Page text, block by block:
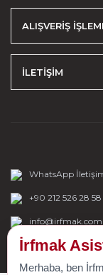
ALIŞVERİŞ
İLETİŞİM
WhatsApp
+90 212 526 28 58
info@irfmak.com
İrfmak
Merhaba, ben